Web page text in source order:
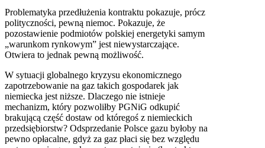
Problematyka przedłużenia kontraktu pokazuje, prócz
polityczności, pewną niemoc. Pokazuje, że
pozostawienie podmiotów polskiej energetyki samym
„warunkom rynkowym” jest niewystarczające.
Otwiera to jednak pewną możliwość.
W sytuacji globalnego kryzysu ekonomicznego
zapotrzebowanie na gaz takich gospodarek jak
niemiecka jest niższe. Dlaczego nie istnieje
mechanizm, który pozwoliłby PGNiG odkupić
brakującą część dostaw od któregoś z niemieckich
przedsiębiorstw? Odsprzedanie Polsce gazu byłoby na
pewno opłacalne, gdyż za gaz płaci się bez względu